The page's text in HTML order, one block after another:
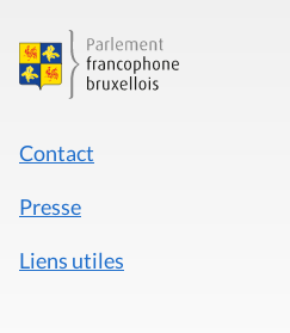
Contact
Presse
Liens utiles